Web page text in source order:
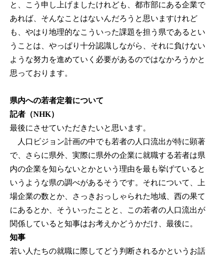
と、こう申し上げましたけれども、都市部にある企業で
あれば、そんなことはないんだろうと思いますけれど
も、やはり地理的なこういった課題を担う県であるとい
うことは、やっぱり十分認識しながら、それに負けない
ような努力を進めていく必要があるのではなかろうかと
思っております。
県内への若者定着について
記者（NHK）
最後にさせていただきたいと思います。
人口ビジョン計画の中でも若者の人口流出が特に顕著
で、さらに県外、実際に県外の企業に就職する若者は県
内の企業を知らないとかという理由を最も挙げていると
いうような県の調べがあるそうです。それについて、上
場企業の数とか、さっきおっしゃられた地域、西の果て
にあるとか、そういったことと、この若者の人口流出が
関係していると知事はお考えかどうかだけ、最後に。
知事
若い人たちの就職に際してどう判断されるかというお話